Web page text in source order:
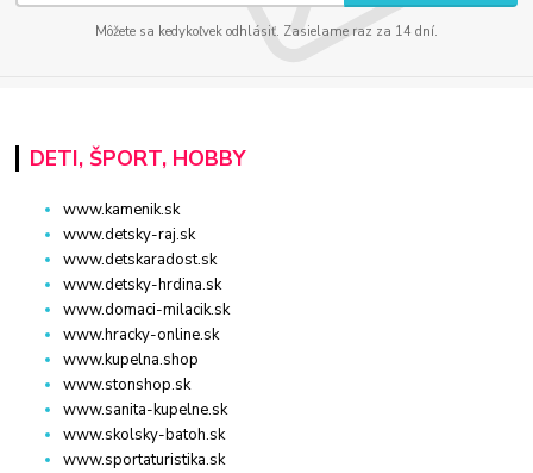
Môžete sa kedykoľvek odhlásiť. Zasielame raz za 14 dní.
DETI, ŠPORT, HOBBY
www.kamenik.sk
www.detsky-raj.sk
www.detskaradost.sk
www.detsky-hrdina.sk
www.domaci-milacik.sk
www.hracky-online.sk
www.kupelna.shop
www.stonshop.sk
www.sanita-kupelne.sk
www.skolsky-batoh.sk
www.sportaturistika.sk